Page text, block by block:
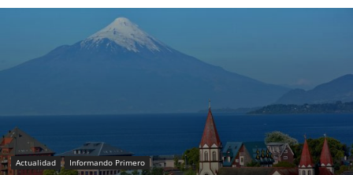
Actualidad Informando Primero